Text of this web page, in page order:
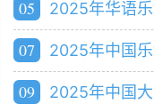
05 2025年华语乐坛段位最高的歌手
07 2025年中国乐坛实力段位男歌手
09 2025年中国大陆男歌手人气